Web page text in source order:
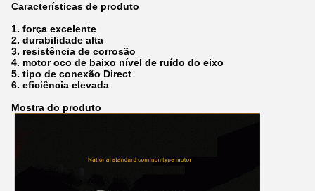
Características de produto
1. força excelente
2. durabilidade alta
3. resistência de corrosão
4. motor oco de baixo nível de ruído do eixo
5. tipo de conexão Direct
6. eficiência elevada
Mostra do produto